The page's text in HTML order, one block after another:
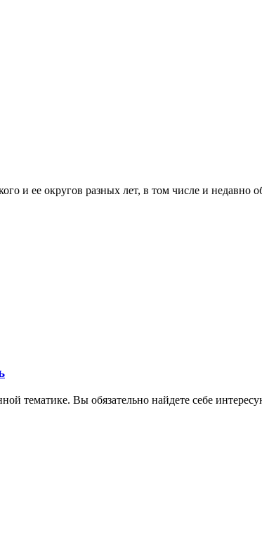
и ее округов разных лет, в том числе и недавно
тематике. Вы обязательно найдете себе